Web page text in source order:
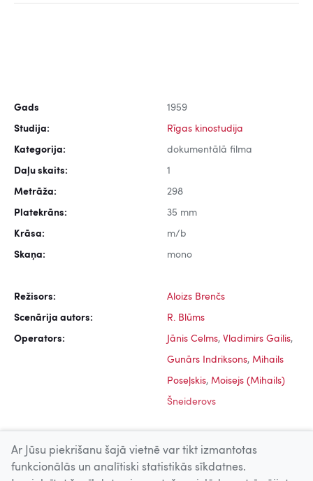
Gads 1959
Studija: Rīgas kinostudija
Kategorija: dokumentālā filma
Daļu skaits: 1
Metrāža: 298
Platekrāns: 35 mm
Krāsa: m/b
Skaņa: mono
Režisors: Aloizs Brenčs
Scenārija autors: R. Blūms
Operators: Jānis Celms, Vladimirs Gailis,
Gunārs Indriksons, Mihails
Poseļskis, Moisejs (Mihails)
Šneiderovs
Ar Jūsu piekrišanu šajā vietnē var tikt izmantotas
funkcionālās un analītiski statistikās sīkdatnes.